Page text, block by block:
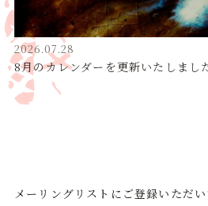
2026.07.28
8月のカレンダーを更新いたしまし
メーリングリストにご登録いただ